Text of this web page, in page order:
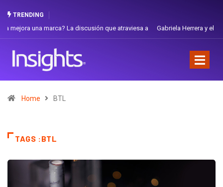
TRENDING
Gabriela Herrera y el arte de cambiarse el sombrero en Corporación
Home BTL
TAGS :BTL